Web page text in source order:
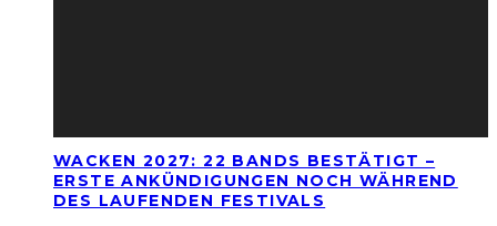
WACKEN 2027: 22 BANDS BESTÄTIGT –
ERSTE ANKÜNDIGUNGEN NOCH WÄHREND
DES LAUFENDEN FESTIVALS